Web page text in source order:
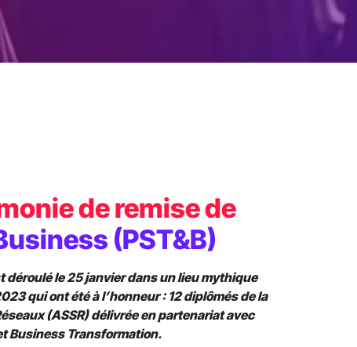
de remise de
(PST&B)
déroulé le 25 janvier dans un lieu mythique
qui ont été à l’honneur : 12 diplômés de la
(ASSR) délivrée en partenariat avec
Business Transformation.